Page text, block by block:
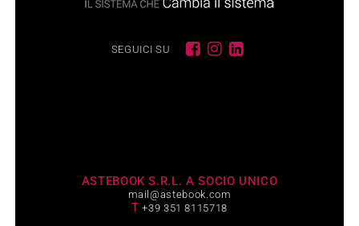
SEGUICI SU
ASTEBOOK S.R.L. A SOCIO UNICO
mail@astebook.com
T +39 351 8115718